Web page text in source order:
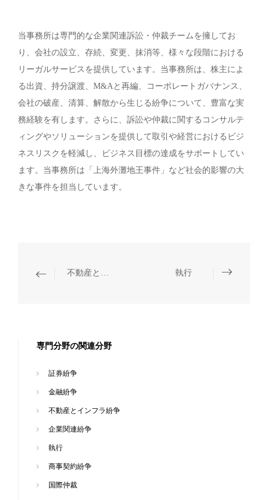
当事務所は専門的な企業関連訴訟・仲裁チームを擁してお
り、会社の設立、存続、変更、抹消等、様々な段階における
リーガルサービスを提供しています。当事務所は、株主によ
る出資、持分譲渡、M&Aと再編、コーポレートガバナンス、
会社の破産、清算、解散から生じる紛争について、豊富な実
務経験を有します。さらに、訴訟や仲裁に関するコンサルテ
ィングやソリューションを提供して取引や経営におけるビジ
ネスリスクを軽減し、ビジネス目標の達成をサポートしてい
ます。当事務所は「上海外灘地王事件」など社会的影響の大
きな事件を担当しています。
不動産とインフラ紛争 執行
専門分野の関連分野
証券紛争
金融紛争
不動産とインフラ紛争
企業関連紛争
執行
商事契約紛争
国際仲裁